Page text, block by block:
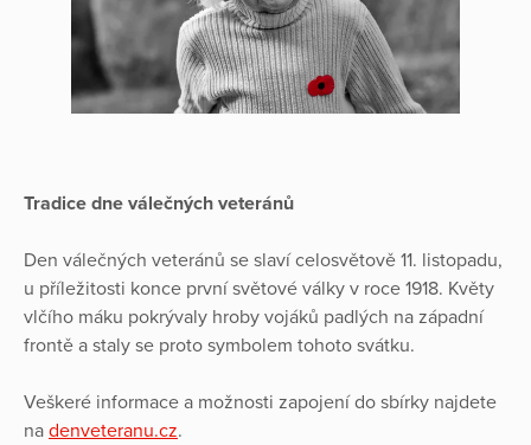
Tradice dne válečných veteránů
Den válečných veteránů se slaví celosvětově 11. listopadu,
u příležitosti konce první světové války v roce 1918. Květy
vlčího máku pokrývaly hroby vojáků padlých na západní
frontě a staly se proto symbolem tohoto svátku.
Veškeré informace a možnosti zapojení do sbírky najdete
na denveteranu.cz.